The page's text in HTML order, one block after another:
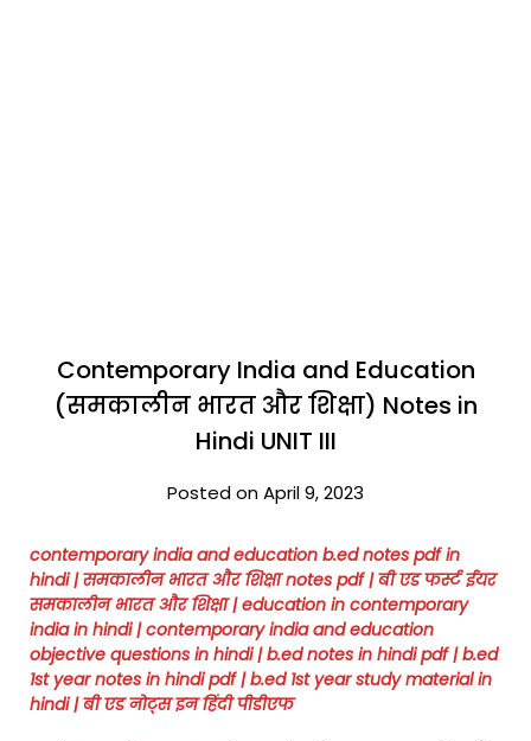
Contemporary India and Education
(समकालीन भारत और शिक्षा) Notes in
Hindi UNIT III
Posted on April 9, 2023
contemporary india and education b.ed notes pdf in
hindi | समकालीन भारत और शिक्षा notes pdf |बी एड फर्स्ट ईयर
समकालीन भारत और शिक्षा| education in contemporary
india in hindi | contemporary india and education
objective questions in hindi| b.ed notes in hindi pdf | b.ed
1st year notes in hindi pdf | b.ed 1st year study material in
hindi | बी एड नोट्स इन हिंदी पीडीएफ